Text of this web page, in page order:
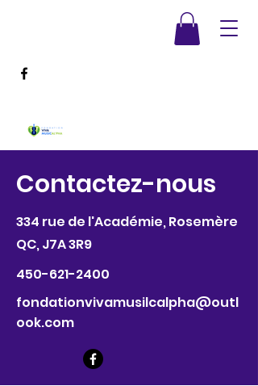
Contactez-nous
334 rue de l'Académie, Rosemère
QC, J7A 3R9
450-621-2400
fondationvivamusilcalpha@outl
ook.com